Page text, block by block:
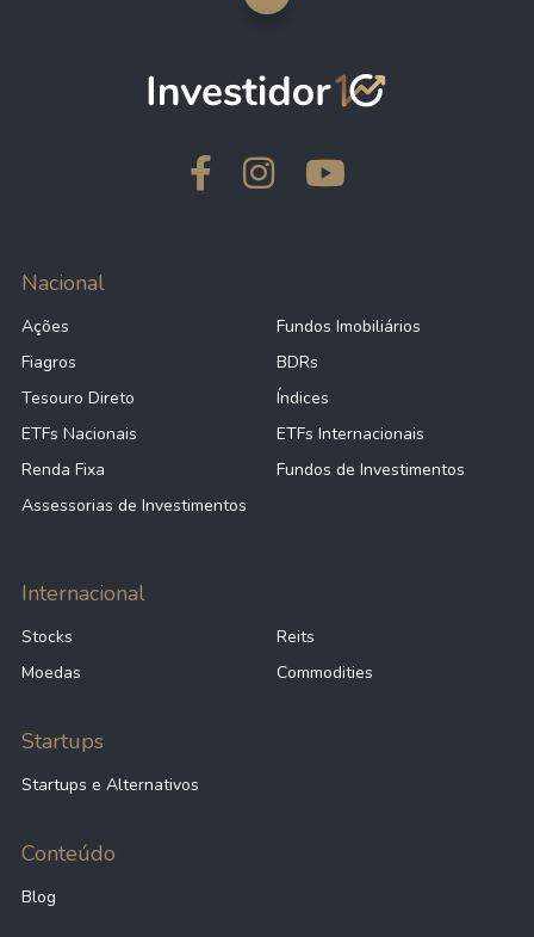
Nacional
Ações
Fundos Imobiliários
Fiagros
BDRs
Tesouro Direto
Índices
ETFs Nacionais
ETFs Internacionais
Renda Fixa
Fundos de Investimentos
Assessorias de Investimentos
Internacional
Stocks
Reits
Moedas
Commodities
Startups
Startups e Alternativos
Conteúdo
Blog